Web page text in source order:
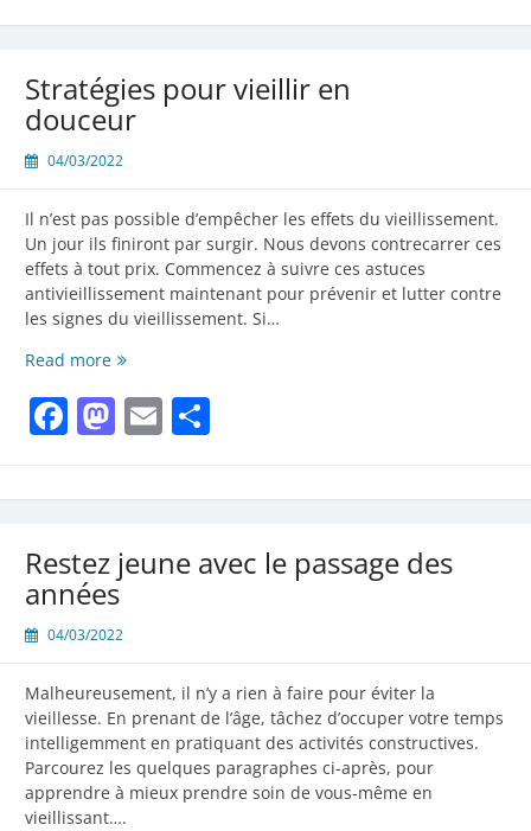
Stratégies pour vieillir en
douceur
04/03/2022
Il n’est pas possible d’empêcher les effets du vieillissement.
Un jour ils finiront par surgir. Nous devons contrecarrer ces
effets à tout prix. Commencez à suivre ces astuces
antivieillissement maintenant pour prévenir et lutter contre
les signes du vieillissement. Si…
Read moreStratégies
vieillir
en
Facebook
Mastodon
Email
Restez jeune avec le passage des
années
04/03/2022
Malheureusement, il n’y a rien à faire pour éviter la
vieillesse. En prenant de l’âge, tâchez d’occuper votre temps
intelligemment en pratiquant des activités constructives.
Parcourez les quelques paragraphes ci-après, pour
apprendre à mieux prendre soin de vous-même en
vieillissant….